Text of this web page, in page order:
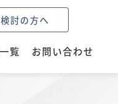
討の方へ
覧 お問い合わせ